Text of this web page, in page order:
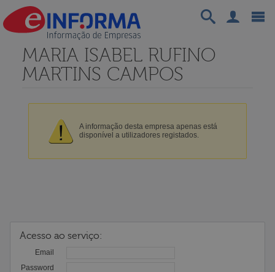
MARIA ISABEL RUFINO
MARTINS CAMPOS
A informação desta empresa apenas está
disponível a utilizadores registados.
Acesso ao serviço:
Email
Password